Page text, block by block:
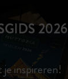
2026
je inspireren!